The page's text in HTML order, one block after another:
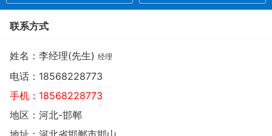
联系方式
姓名：李经理(先生) 经理
电话： 18568228773
手机： 18568228773
地区：河北-邯郸